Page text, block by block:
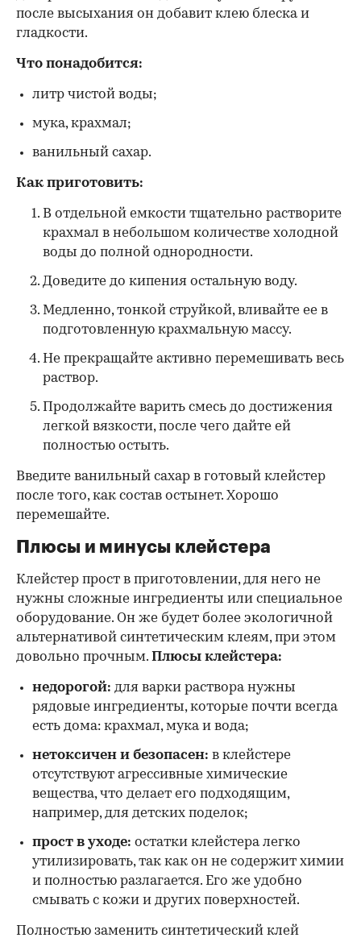
после высыхания он добавит клею блеска и
гладкости.
Что понадобится:
литр чистой воды;
мука, крахмал;
ванильный сахар.
Как приготовить:
В отдельной емкости тщательно растворите
крахмал в небольшом количестве холодной
воды до полной однородности.
Доведите до кипения остальную воду.
Медленно, тонкой струйкой, вливайте ее в
подготовленную крахмальную массу.
Не прекращайте активно перемешивать весь
раствор.
Продолжайте варить смесь до достижения
легкой вязкости, после чего дайте ей
полностью остыть.
Введите ванильный сахар в готовый клейстер
после того, как состав остынет. Хорошо
перемешайте.
Плюсы и минусы клейстера
Клейстер прост в приготовлении, для него не
нужны сложные ингредиенты или специальное
оборудование. Он же будет более экологичной
альтернативой синтетическим клеям, при этом
довольно прочным. Плюсы клейстера:
недорогой: для варки раствора нужны
рядовые ингредиенты, которые почти всегда
есть дома: крахмал, мука и вода;
нетоксичен и безопасен: в клейстере
отсутствуют агрессивные химические
вещества, что делает его подходящим,
например, для детских поделок;
прост в уходе: остатки клейстера легко
утилизировать, так как он не содержит химии
и полностью разлагается. Его же удобно
смывать с кожи и других поверхностей.
Полностью заменить синтетический клей